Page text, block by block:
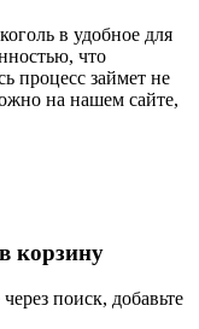
в удобное для
что
процесс займет не
на нашем сайте,
корзину
поиск, добавьте